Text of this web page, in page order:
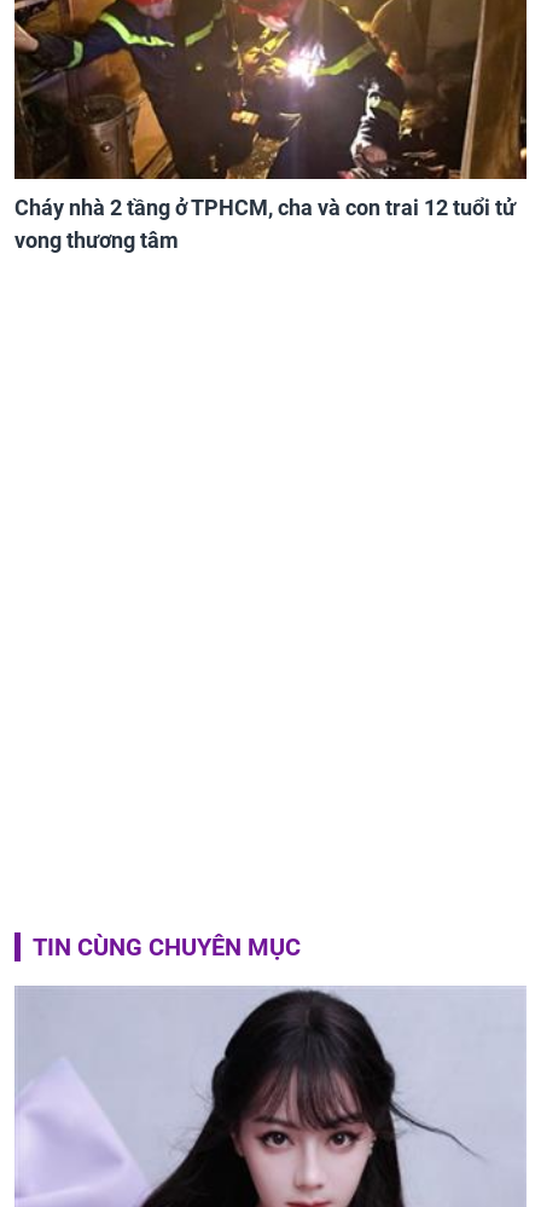
Cháy nhà 2 tầng ở TPHCM, cha và con trai 12 tuổi tử
vong thương tâm
TIN CÙNG CHUYÊN MỤC